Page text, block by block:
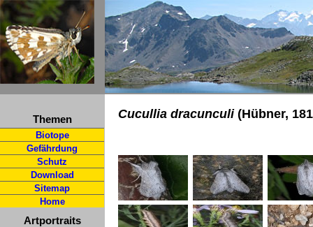
Themen
Biotope
Gefährdung
Schutz
Download
Sitemap
Home
Artportraits
Cucullia dracunculi(Hübner,